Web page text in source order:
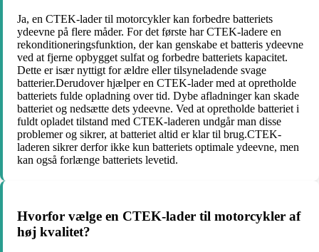
Ja, en CTEK-lader til motorcykler kan forbedre batteriets
ydeevne på flere måder. For det første har CTEK-ladere en
rekonditioneringsfunktion, der kan genskabe et batteris ydeevne
ved at fjerne opbygget sulfat og forbedre batteriets kapacitet.
Dette er især nyttigt for ældre eller tilsyneladende svage
batterier.Derudover hjælper en CTEK-lader med at opretholde
batteriets fulde opladning over tid. Dybe afladninger kan skade
batteriet og nedsætte dets ydeevne. Ved at opretholde batteriet i
fuldt opladet tilstand med CTEK-laderen undgår man disse
problemer og sikrer, at batteriet altid er klar til brug.CTEK-
laderen sikrer derfor ikke kun batteriets optimale ydeevne, men
kan også forlænge batteriets levetid.
Hvorfor vælge en CTEK-lader til motorcykler af
høj kvalitet?